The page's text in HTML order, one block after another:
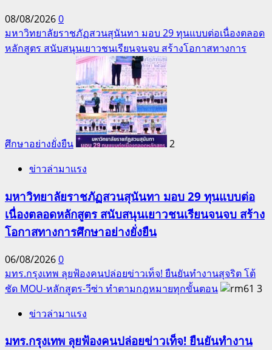
08/08/20260
มหาวิทยาลัยราชภัฏสวนสุนันทา มอบ 29 ทุนแบบต่อเนื่องตลอด
หลักสูตร สนับสนุนเยาวชนเรียนจนจบ สร้างโอกาสทางการ
ศึกษาอย่างยั่งยืน
2
ข่าวล่ามาแรง
มหาวิทยาลัยราชภัฏสวนสุนันทา มอบ 29 ทุนแบบต่อ
เนื่องตลอดหลักสูตร สนับสนุนเยาวชนเรียนจนจบ สร้าง
โอกาสทางการศึกษาอย่างยั่งยืน
06/08/20260
มทร.กรุงเทพ ลุยฟ้องคนปล่อยข่าวเท็จ! ยืนยันทำงานสุจริต โต้
ชัด MOU-หลักสูตร-วีซ่า ทำตามกฎหมายทุกขั้นตอน
3
ข่าวล่ามาแรง
มทร.กรุงเทพ ลุยฟ้องคนปล่อยข่าวเท็จ! ยืนยันทำงาน